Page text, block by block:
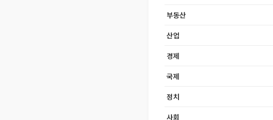
부동산
산업
경제
국제
정치
사회